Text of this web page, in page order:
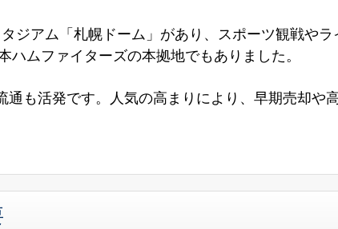
ジアム「札幌ドーム」があり、スポーツ観戦やラ
ムファイターズの本拠地でもありました。
も活発です。人気の高まりにより、早期売却や